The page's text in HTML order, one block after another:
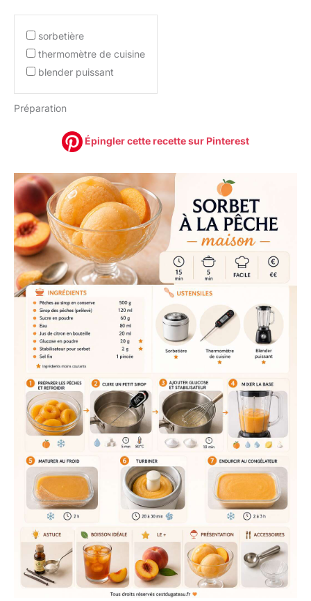
sorbetière
thermomètre de cuisine
blender puissant
Préparation
Épingler cette recette sur Pinterest